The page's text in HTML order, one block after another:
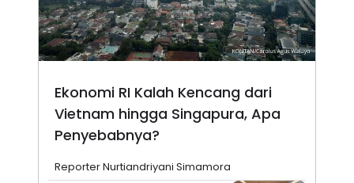
Ekonomi RI Kalah Kencang dari
Vietnam hingga Singapura, Apa
Penyebabnya?
Reporter Nurtiandriyani Simamora